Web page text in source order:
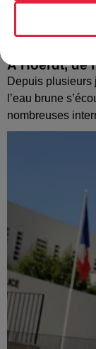
À Hoerdt, de
Depuis plusieurs
l’eau brune
nombreuses